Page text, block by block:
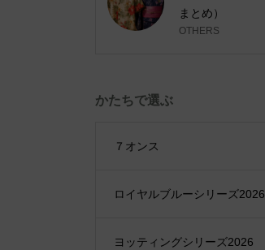
まとめ）
OTHERS
かたちで選ぶ
７オンス
ロイヤルブルーシリーズ2026
ヨッティングシリーズ2026